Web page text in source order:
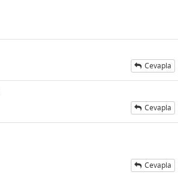
Cevapla
Cevapla
Cevapla